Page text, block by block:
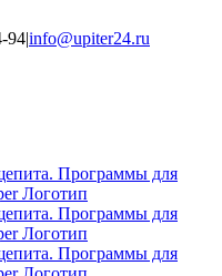
94|info@upiter24.ru